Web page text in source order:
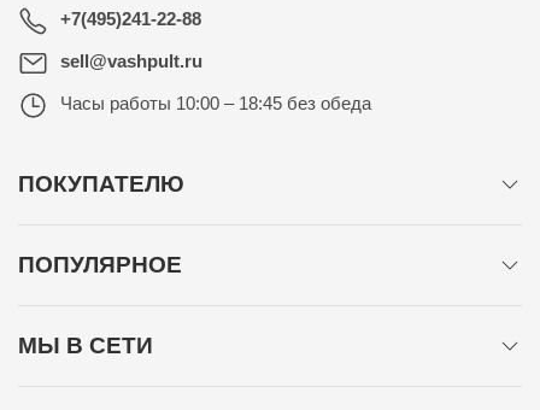
+7(495)241-22-88
sell@vashpult.ru
Часы работы 10:00 – 18:45 без обеда
ПОКУПАТЕЛЮ
ПОПУЛЯРНОЕ
МЫ В СЕТИ